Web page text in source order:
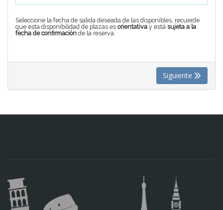
Seleccione la fecha de salida deseada de las disponibles, recuerde
que esta disponibilidad de plazas es orientativa y está sujeta a la
fecha de confirmación de la reserva.
Siguiente